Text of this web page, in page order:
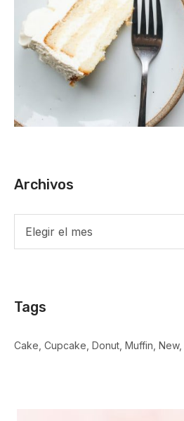
Archivos
Tags
Cake Cupcake Donut Muffin New